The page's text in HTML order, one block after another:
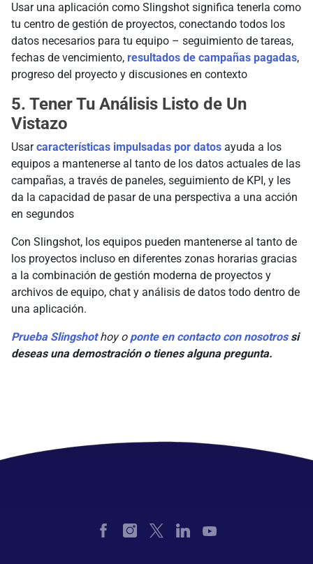
Usar una aplicación como Slingshot significa tenerla como
tu centro de gestión de proyectos, conectando todos los
datos necesarios para tu equipo – seguimiento de tareas,
fechas de vencimiento, resultados de campañas pagadas,
progreso del proyecto y discusiones en contexto
5. Tener Tu Análisis Listo de Un
Vistazo
Usarcaracterísticas impulsadas por datos ayuda a los
equipos a mantenerse al tanto de los datos actuales de las
campañas, a través de paneles, seguimiento de KPI, y les
da la capacidad de pasar de una perspectiva a una acción
en segundos
Con Slingshot, los equipos pueden mantenerse al tanto de
los proyectos incluso en diferentes zonas horarias gracias
a la combinación de gestión moderna de proyectos y
archivos de equipo, chat y análisis de datos todo dentro de
una aplicación.
Prueba Slingshothoy o ponte en contacto con nosotrossi
deseas una demostración o tienes alguna pregunta.